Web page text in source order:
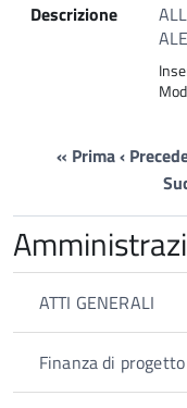
Descrizione
« Prima‹
ATTI GENERALI
Finanza di progetto